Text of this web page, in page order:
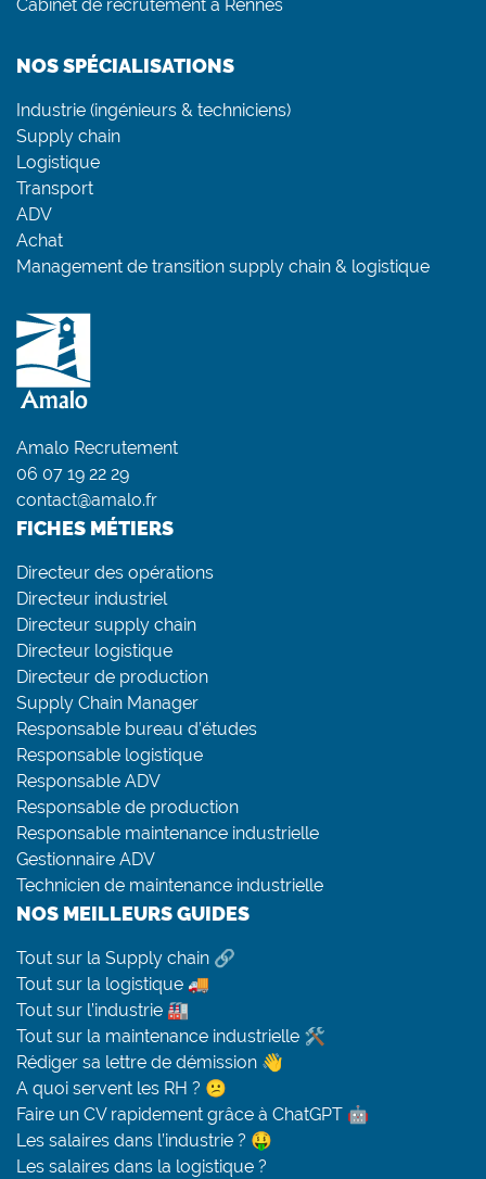
Cabinet de recrutement à Rennes
NOS SPÉCIALISATIONS
Industrie (ingénieurs & techniciens)
Supply chain
Logistique
Transport
ADV
Achat
Management de transition supply chain & logistique
Amalo Recrutement
06 07 19 22 29
contact@amalo.fr
FICHES MÉTIERS
Directeur des opérations
Directeur industriel
Directeur supply chain
Directeur logistique
Directeur de production
Supply Chain Manager
Responsable bureau d’études
Responsable logistique
Responsable ADV
Responsable de production
Responsable maintenance industrielle
Gestionnaire ADV
Technicien de maintenance industrielle
NOS MEILLEURS GUIDES
Tout sur la Supply chain 🔗
Tout sur la logistique 🚚
Tout sur l’industrie 🏭
Tout sur la maintenance industrielle 🛠
Rédiger sa lettre de démission 👋
A quoi servent les RH ? 😕
Faire un CV rapidement grâce à ChatGPT 🤖
Les salaires dans l’industrie ? 🤑
Les salaires dans la logistique ?